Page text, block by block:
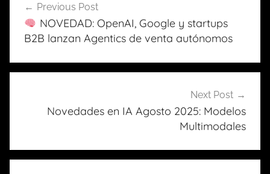
Navegación
de
Previous Post
NOVEDAD: OpenAI, Google y startups
B2B lanzan Agentics de venta autónomos
Next Post
Novedades en IA Agosto 2025: Modelos
Multimodales